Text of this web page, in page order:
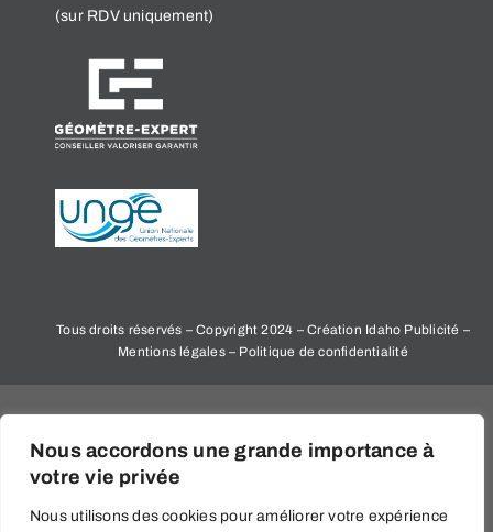
Nous accordons une grande importance à
votre vie privée
Nous utilisons des cookies pour améliorer votre expérience
(sur RDV uniquement)
Tous droits réservés – Copyright 2024 – Création Idaho Publicité –
Mentions légales– Politique de confidentialité
Liens utiles
Notre équipe
Nos compétences